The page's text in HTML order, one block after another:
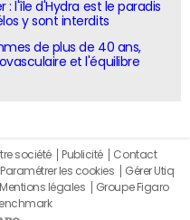
: l'île d'Hydra est le paradis
y sont interdits
de plus de 40 ans,
et l'équilibre
société Publicité
Contact
Paramétrer les cookies
Gérer Utiq
Mentions légales
Groupe Figaro